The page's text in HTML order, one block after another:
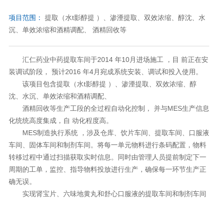
项目范围：
提取（水t影醇提 ）、渗湮提取、双效浓缩、醇沈、水
沉、单效浓缩和酒精调配、 酒精回收等
汇仁药业中药提取车间于2014 年10月进场施工 ，目 前正在安
装调试阶段， 预计2016 年4月宛成系统安装、调试和投入使用。
该项目包含提取（水t影醇提 ）、渗湮提取、双效浓缩、醇
沈、水沉、单效浓缩和酒精调配、
酒精回收等生产工段的全过程自动化控制， 并与MES生产信息
化统统高度集成，自 动化程度高。
MES制造执行系统 ，涉及仓库、饮片车间、提取车间、口服液
车间、固体车间和制剂车间。将每一单元物料进行条码配置，物料
转移过程中通过扫描获取实时信息。同时由管理人员提前制定下一
周期的工单，监控、指导物料投放进行生产，确保每一环节生产正
确无误。
实现肾宝片、六味地黄丸和舒心口服液的提取车间和制剂车间